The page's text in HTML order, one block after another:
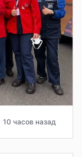
10 часов назад